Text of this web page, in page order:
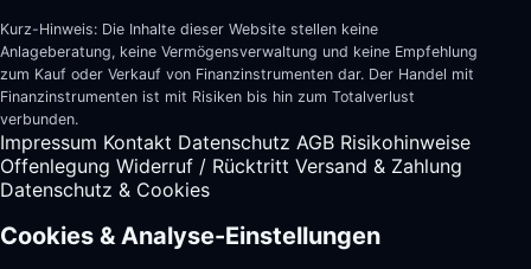
Kurz-Hinweis: Die Inhalte dieser Website stellen keine
Anlageberatung, keine Vermögensverwaltung und keine Empfehlung
zum Kauf oder Verkauf von Finanzinstrumenten dar. Der Handel mit
Finanzinstrumenten ist mit Risiken bis hin zum Totalverlust
verbunden.
Impressum Kontakt Datenschutz AGB Risikohinweise
Offenlegung Widerruf / Rücktritt Versand & Zahlung
Datenschutz & Cookies
Cookies & Analyse-Einstellungen